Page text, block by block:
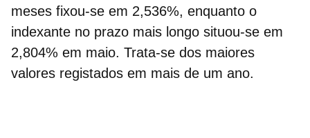
meses fixou-se em 2,536%, enquanto o
indexante no prazo mais longo situou-se em
2,804% em maio. Trata-se dos maiores
valores registados em mais de um ano.